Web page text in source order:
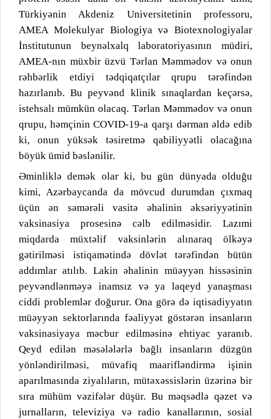
Türkiyənin Akdeniz Universitetinin professoru,
AMEA Molekulyar Biologiya və Biotexnologiyalar
İnstitutunun beynəlxalq laboratoriyasının müdiri,
AMEA-nın müxbir üzvü Tərlan Məmmədov və onun
rəhbərlik etdiyi tədqiqatçılar qrupu tərəfindən
hazırlanıb. Bu peyvənd klinik sınaqlardan keçərsə,
istehsalı mümkün olacaq. Tərlan Məmmədov və onun
qrupu, həmçinin COVID-19-a qarşı dərman əldə edib
ki, onun yüksək təsiretmə qabiliyyətli olacağına
böyük ümid bəslənilir.
Əminliklə demək olar ki, bu gün dünyada olduğu
kimi, Azərbaycanda da mövcud durumdan çıxmaq
üçün ən səmərəli vasitə əhalinin əksəriyyətinin
vaksinasiya prosesinə cəlb edilməsidir. Lazımi
miqdarda müxtəlif vaksinlərin alınaraq ölkəyə
gətirilməsi istiqamətində dövlət tərəfindən bütün
addımlar atılıb. Lakin əhalinin müəyyən hissəsinin
peyvəndlənməyə inamsız və ya laqeyd yanaşması
ciddi problemlər doğurur. Ona görə də iqtisadiyyatın
müəyyən sektorlarında fəaliyyət göstərən insanların
vaksinasiyaya məcbur edilməsinə ehtiyac yaranıb.
Qeyd edilən məsələlərlə bağlı insanların düzgün
yönləndirilməsi, müvafiq maarifləndirmə işinin
aparılmasında ziyalıların, mütəxəssislərin üzərinə bir
sıra mühüm vəzifələr düşür. Bu məqsədlə qəzet və
jurnalların, televiziya və radio kanallarının, sosial